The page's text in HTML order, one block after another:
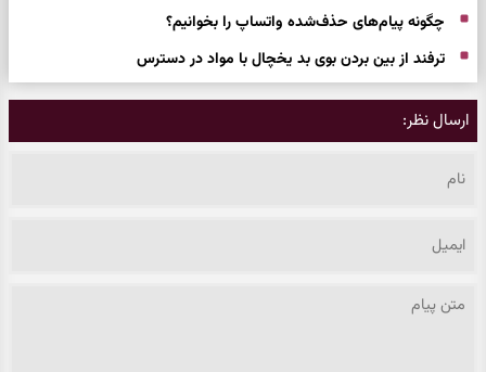
چگونه پیام‌های حذف‌شده واتساپ را بخوانیم؟
ترفند از بین بردن بوی بد یخچال با مواد در دسترس
ارسال نظر: